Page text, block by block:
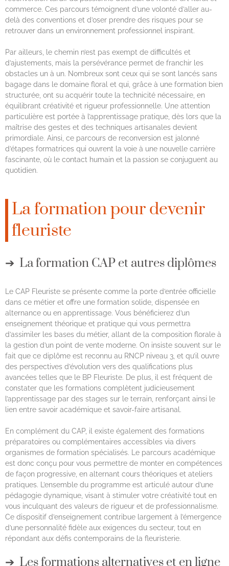
commerce. Ces parcours témoignent d’une volonté d’aller au-
delà des conventions et d’oser prendre des risques pour se
retrouver dans un environnement professionnel inspirant.
Par ailleurs, le chemin n’est pas exempt de difficultés et
d’ajustements, mais la persévérance permet de franchir les
obstacles un à un. Nombreux sont ceux qui se sont lancés sans
bagage dans le domaine floral et qui, grâce à une formation bien
structurée, ont su acquérir toute la technicité nécessaire, en
équilibrant créativité et rigueur professionnelle. Une attention
particulière est portée à l’apprentissage pratique, dès lors que la
maîtrise des gestes et des techniques artisanales devient
primordiale. Ainsi, ce parcours de reconversion est jalonné
d’étapes formatrices qui ouvrent la voie à une nouvelle carrière
fascinante, où le contact humain et la passion se conjuguent au
quotidien.
La formation pour devenir
fleuriste
La formation CAP et autres diplômes
Le CAP Fleuriste se présente comme la porte d’entrée officielle
dans ce métier et offre une formation solide, dispensée en
alternance ou en apprentissage. Vous bénéficierez d’un
enseignement théorique et pratique qui vous permettra
d’assimiler les bases du métier, allant de la composition florale à
la gestion d’un point de vente moderne. On insiste souvent sur le
fait que ce diplôme est reconnu au RNCP niveau 3, et qu’il ouvre
des perspectives d’évolution vers des qualifications plus
avancées telles que le BP Fleuriste. De plus, il est fréquent de
constater que les formations complètent judicieusement
l’apprentissage par des stages sur le terrain, renforçant ainsi le
lien entre savoir académique et savoir-faire artisanal.
En complément du CAP, il existe également des formations
préparatoires ou complémentaires accessibles via divers
organismes de formation spécialisés. Le parcours académique
est donc conçu pour vous permettre de monter en compétences
de façon progressive, en alternant cours théoriques et ateliers
pratiques. L’ensemble du programme est articulé autour d’une
pédagogie dynamique, visant à stimuler votre créativité tout en
vous inculquant des valeurs de rigueur et de professionnalisme.
Ce dispositif d’enseignement contribue largement à l’émergence
d’une personnalité fidèle aux exigences du secteur, tout en
répondant aux défis contemporains de la fleuristerie.
Les formations alternatives et en ligne